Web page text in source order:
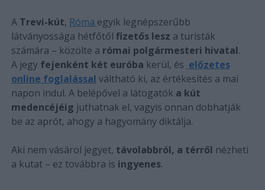
A Trevi-kút, Róma egyik legnépszerűbb
látványossága hétfőtől fizetős lesz a turisták
számára – közölte a római polgármesteri hivatal.
A jegy fejenként két euróba kerül, és előzetes
online foglalással váltható ki, az értékesítés a mai
napon indul. A belépővel a látogatók a kút
medencéjéig juthatnak el, vagyis onnan dobhatják
be az aprót, ahogy a hagyomány diktálja.
Aki nem vásárol jegyet, távolabbról, a térről nézheti
a kutat – ez továbbra is ingyenes.